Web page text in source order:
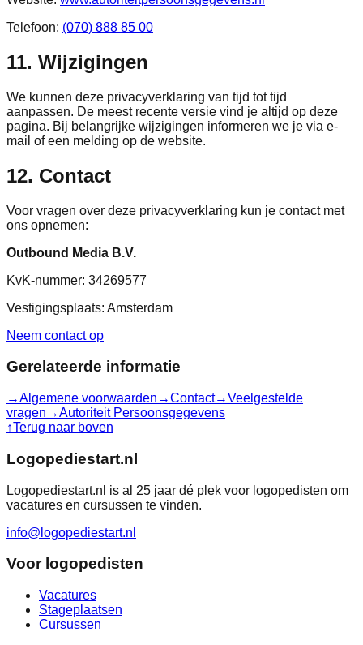
Telefoon: (070) 888 85 00
11. Wijzigingen
We kunnen deze privacyverklaring van tijd tot tijd
aanpassen. De meest recente versie vind je altijd op deze
pagina. Bij belangrijke wijzigingen informeren we je via e-
mail of een melding op de website.
12. Contact
Voor vragen over deze privacyverklaring kun je contact met
ons opnemen:
Outbound Media B.V.
KvK-nummer: 34269577
Vestigingsplaats: Amsterdam
Neem contact op
Gerelateerde informatie
→Algemene voorwaarden →Contact→Veelgestelde
vragen →Autoriteit Persoonsgegevens
↑Terug naar boven
Logopediestart.nl
Logopediestart.nl is al 25 jaar dé plek voor logopedisten om
vacatures en cursussen te vinden.
info@logopediestart.nl
Voor logopedisten
Vacatures
Stageplaatsen
Cursussen